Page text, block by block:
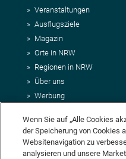
Veranstaltungen
Ausflugsziele
Magazin
Orte in NRW
Regionen in NRW
Über uns
Werbung
Impressum
AGB
Datenschutz
Wenn Sie auf „Alle Cookies
der Speicherung von Cookies
Websitenavigation zu
analysieren und unsere